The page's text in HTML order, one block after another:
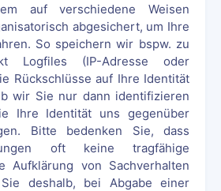
auf verschiedene Weisen
abgesichert, um Ihre
So speichern wir bspw. zu
Logfiles (IP-Adresse oder
Rückschlüsse auf Ihre Identität
wir Sie nur dann identifizieren
Ihre Identität uns gegenüber
Bitte bedenken Sie, dass
oft keine tragfähige
Aufklärung von Sachverhalten
deshalb, bei Abgabe einer